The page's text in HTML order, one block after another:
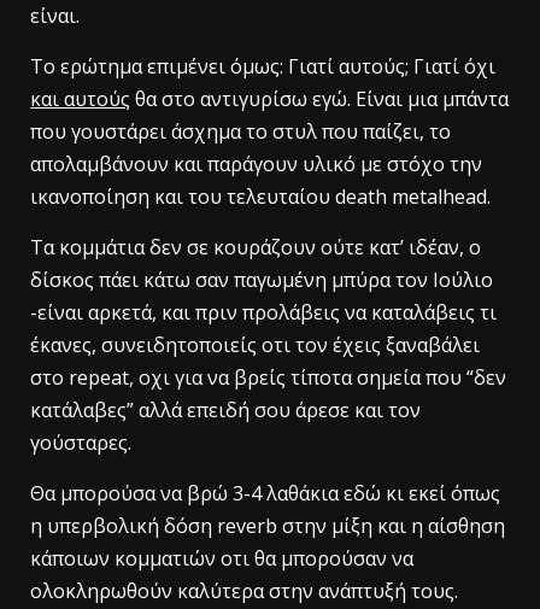
είναι.
Το ερώτημα επιμένει όμως: Γιατί αυτούς; Γιατί όχι
και αυτούς θα στο αντιγυρίσω εγώ. Είναι μια μπάντα
που γουστάρει άσχημα το στυλ που παίζει, το
απολαμβάνουν και παράγουν υλικό με στόχο την
ικανοποίηση και του τελευταίου death metalhead.
Tα κομμάτια δεν σε κουράζουν ούτε κατ’ ιδέαν, ο
δίσκος πάει κάτω σαν παγωμένη μπύρα τον Ιούλιο
-είναι αρκετά, και πριν προλάβεις να καταλάβεις τι
έκανες, συνειδητοποιείς οτι τον έχεις ξαναβάλει
στο repeat, οχι για να βρείς τίποτα σημεία που “δεν
κατάλαβες” αλλά επειδή σου άρεσε και τον
γούσταρες.
Θα μπορούσα να βρώ 3-4 λαθάκια εδώ κι εκεί όπως
η υπερβολική δόση reverb στην μίξη και η αίσθηση
κάποιων κομματιών οτι θα μπορούσαν να
ολοκληρωθούν καλύτερα στην ανάπτυξή τους.